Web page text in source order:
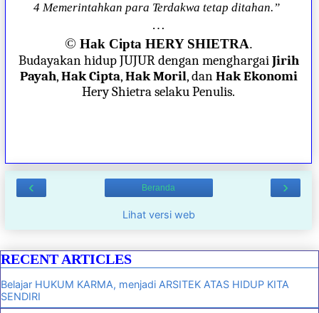
4 Memerintahkan para Terdakwa tetap ditahan.”
…
© Hak Cipta HERY SHIETRA.
Budayakan hidup JUJUR dengan menghargaiJirih
Payah,Hak Cipta,Hak Moril, danHak Ekonomi
Hery Shietra selaku Penulis.
‹ ›
Beranda
Lihat versi web
RECENT ARTICLES
Belajar HUKUM KARMA, menjadi ARSITEK ATAS HIDUP KITA
SENDIRI